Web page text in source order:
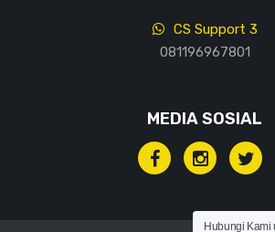
CS Support 3
081196967801
MEDIA SOSIAL
Hubungi Kami